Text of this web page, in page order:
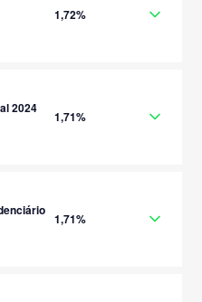
1,72%
2024
1,71%
1,71%